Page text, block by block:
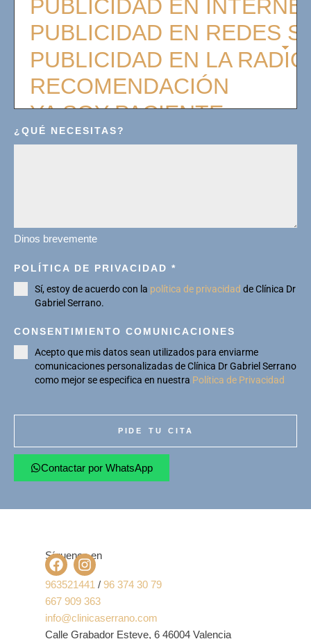
¿QUÉ NECESITAS?
Dinos brevemente
POLÍTICA DE PRIVACIDAD *
Sí, estoy de acuerdo con la política de privacidad de Clínica Dr
Gabriel Serrano.
CONSENTIMIENTO COMUNICACIONES
Acepto que mis datos sean utilizados para enviarme
comunicaciones personalizadas de Clínica Dr Gabriel Serrano
como mejor se especifica en nuestra Política de Privacidad
PIDE TU CITA
Contactar por WhatsApp
Síguenos en
963521441 / 96 374 30 79
667 909 363
info@clinicaserrano.com
Calle Grabador Esteve, 6 46004 Valencia